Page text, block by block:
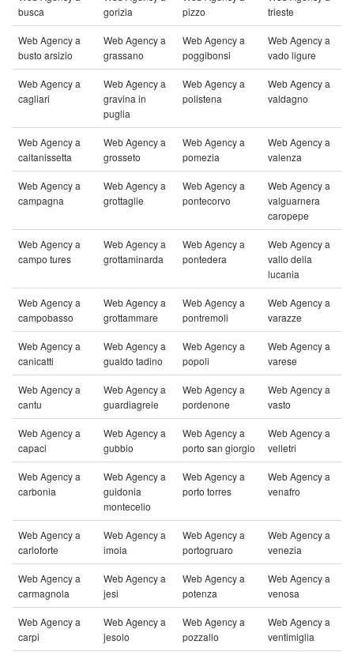
busca
gorizia
pizzo
trieste
Web Agency a
busto arsizio
Web Agency a
grassano
Web Agency a
poggibonsi
Web Agency a
vado ligure
Web Agency a
cagliari
Web Agency a
gravina in
puglia
Web Agency a
polistena
Web Agency a
valdagno
Web Agency a
caltanissetta
Web Agency a
grosseto
Web Agency a
pomezia
Web Agency a
valenza
Web Agency a
campagna
Web Agency a
grottaglie
Web Agency a
pontecorvo
Web Agency a
valguarnera
caropepe
Web Agency a
campo tures
Web Agency a
grottaminarda
Web Agency a
pontedera
Web Agency a
vallo della
lucania
Web Agency a
campobasso
Web Agency a
grottammare
Web Agency a
pontremoli
Web Agency a
varazze
Web Agency a
canicatti
Web Agency a
gualdo tadino
Web Agency a
popoli
Web Agency a
varese
Web Agency a
cantu
Web Agency a
guardiagrele
Web Agency a
pordenone
Web Agency a
vasto
Web Agency a
capaci
Web Agency a
gubbio
Web Agency a
porto san giorgio
Web Agency a
velletri
Web Agency a
carbonia
Web Agency a
guidonia
montecelio
Web Agency a
porto torres
Web Agency a
venafro
Web Agency a
carloforte
Web Agency a
imola
Web Agency a
portogruaro
Web Agency a
venezia
Web Agency a
carmagnola
Web Agency a
jesi
Web Agency a
potenza
Web Agency a
venosa
Web Agency a
carpi
Web Agency a
jesolo
Web Agency a
pozzallo
Web Agency a
ventimiglia